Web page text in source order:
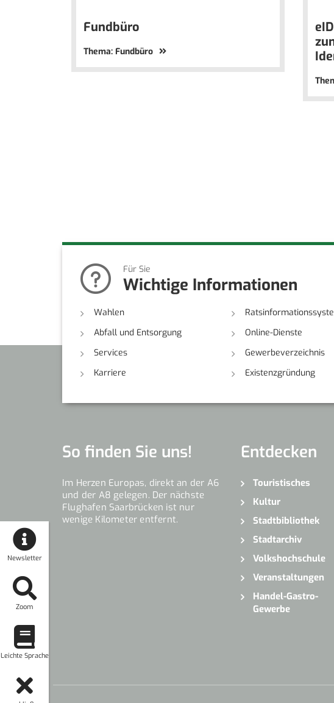
Newsletter
Zoom
Leichte Sprache
Fundbüro
Thema: Fundbüro
Für Sie
Wichtige Informationen
Wahlen
Abfall und Entsorgung
Online-Dienste
Services
Gewerbeverzeichnis
Karriere
Existenzgründung
So finden Sie uns!
Im Herzen Europas, direkt an der A6
und der A8 gelegen. Der nächste
Flughafen Saarbrücken ist nur
wenige Kilometer entfernt.
Entdecken
Touristisches
Kultur
Stadtbibliothek
Stadtarchiv
Volkshochschule
Veranstaltungen
Handel-Gastro-
Gewerbe